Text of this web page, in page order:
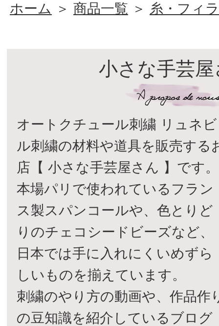
ホーム ＞ 商品一覧 ＞ 糸・フィ
小さな手芸
オートクチュール刺繍 リュネビ
ル刺繍の材料や道具を販売する
店【 小さな手芸屋さん 】です。
本場パリで使われているフラン
ス製スパンコールや、色とりど
りのチェコシードビーズなど、
日本では手に入れにくいめずら
しいものを揃えています。
刺繍のやり方の動画や、作品作
の豆知識を紹介しているブログ